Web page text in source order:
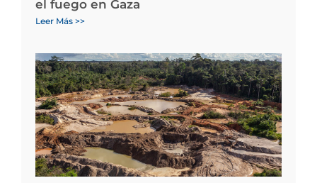
el fuego en Gaza
Leer Más >>